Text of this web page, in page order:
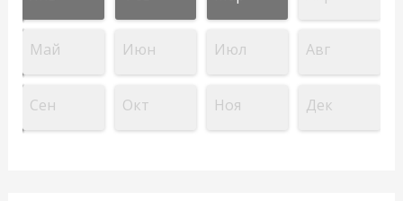
Май Июн Июл Авг
Сен Окт Ноя Дек